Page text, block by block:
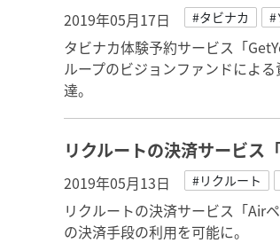
2019年05月17日 #タビナカ #
タビナカ体験予約サービス「
ループのビジョンファンドによ
達。
リクルートの決済サービス
2019年05月13日 #リクルート
リクルートの決済サービス「Air
の決済手段の利用を可能に。